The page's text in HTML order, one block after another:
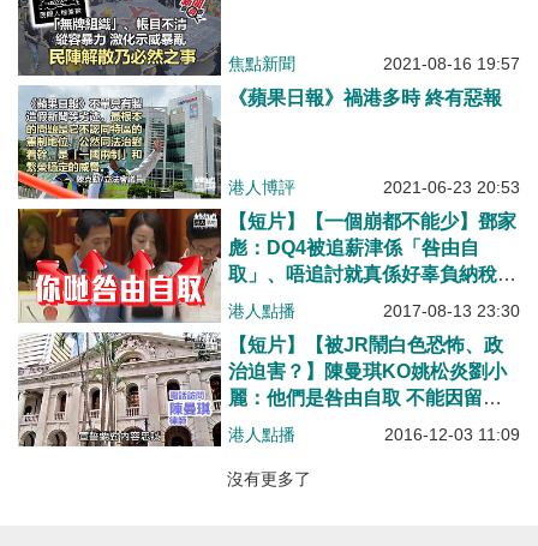
焦點新聞 2021-08-16 19:57
《蘋果日報》禍港多時 終有惡報
港人博評 2021-06-23 20:53
【短片】【一個崩都不能少】鄧家
彪：DQ4被追薪津係「咎由自
取」、唔追討就真係好辜負納稅人
啦！
港人點播 2017-08-13 23:30
【短片】【被JR鬧白色恐怖、政
治迫害？】陳曼琪KO姚松炎劉小
麗：他們是咎由自取 不能因留戀
席位、用藉口掩飾大錯
港人點播 2016-12-03 11:09
沒有更多了